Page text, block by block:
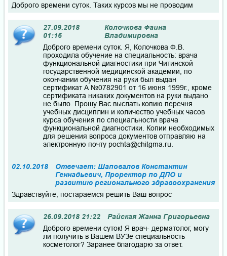
Доброго времени суток. Таких курсов мы не проводим
27.09.2018
01:16
Колочкова Фаина
Владимировна
Доброго времени суток. Я, Колочкова Ф.В.
проходила обучение на специальность: врача
функциональной диагностики при Читинской
государственной медицинской академии, по
окончании обучения на руки был выдан
сертификат А №0782901 от 16 июня 1999г., кроме
сертификата никаких документов на руки выдано
не было. Прошу Вас выслать копию перечня
учебных дисциплин и количество учебных часов
курса обучения по специальности врача
функциональной диагностики. Копии необходимых
для решения вопроса документов отправляю на
электронную почту pochta@chitgma.ru.
02.10.2018
Отвечает: Шаповалов Константин
Геннадьевич, Проректор по ДПО и
развитию регионального здравоохранения
Здравствуйте, постараемся решить Ваш вопрос
26.09.2018 21:22
Райская Жанна Григорьевна
Доброго времени суток! Я врач- дерматолог, могу
ли получить в Вашем ВУЗе специальность
косметолог? Заранее благодарю за ответ.